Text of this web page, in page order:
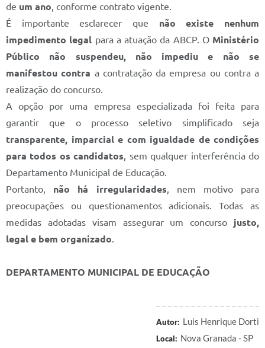
Carta de Serviços
Serviços Online
Galeria de Vídeos
Contas Públicas
Editais de Concursos
Licitações
A Prefeitura
Telefones Úteis
de um ano , conforme contrato vigente.
É importante esclarecer que não existe nenhum
impedimento legal para a atuação da ABCP. O Ministério
Público não suspendeu, não impediu e não se
manifestou contra a contratação da empresa ou contra a
realização do concurso.
A opção por uma empresa especializada foi feita para
garantir que o processo seletivo simplificado seja
transparente, imparcial e com igualdade de condições
para todos os candidatos , sem qualquer interferência do
Departamento Municipal de Educação.
Portanto, não há irregularidades , nem motivo para
preocupações ou questionamentos adicionais. Todas as
medidas adotadas visam assegurar um concurso justo,
legal e bem organizado
DEPARTAMENTO MUNICIPAL DE EDUCAÇÃO
Autor: Luis Henrique Dorti
Local: Nova Granada - SP